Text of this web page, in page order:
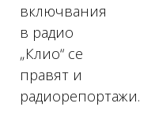
включвания
в радио
„Клио“ се
правят и
радиорепортажи.